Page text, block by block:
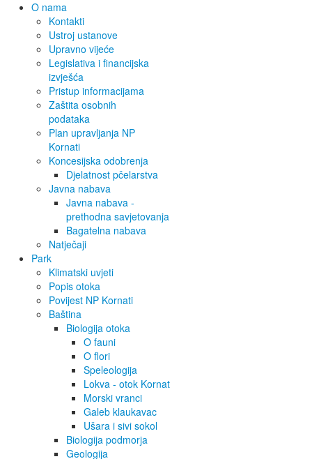
O nama
Kontakti
Ustroj ustanove
Upravno vijeće
Legislativa i financijska
izvješća
Pristup informacijama
Zaštita osobnih
podataka
Plan upravljanja NP
Kornati
Koncesijska odobrenja
Djelatnost pčelarstva
Javna nabava
Javna nabava -
prethodna savjetovanja
Bagatelna nabava
Natječaji
Park
Klimatski uvjeti
Popis otoka
Povijest NP Kornati
Baština
Biologija otoka
O fauni
O flori
Speleologija
Lokva - otok Kornat
Morski vranci
Galeb klaukavac
Ušara i sivi sokol
Biologija podmorja
Geologija